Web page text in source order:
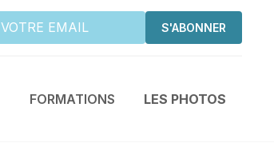
FORMATIONS LES PHOTOS